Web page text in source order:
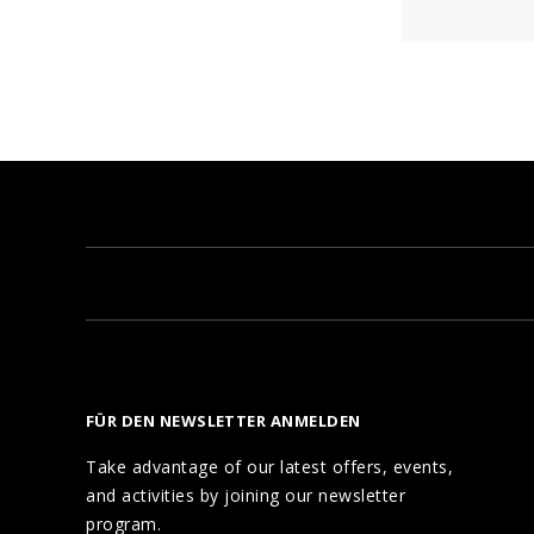
FÜR DEN NEWSLETTER ANMELDEN
Take advantage of our latest offers, events,
and activities by joining our newsletter
program.